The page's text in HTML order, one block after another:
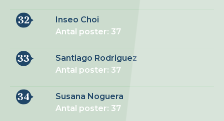
32
Inseo Choi
Antal poster: 37
33
Santiago Rodriguez
Antal poster: 37
34
Susana Noguera
Antal poster: 37